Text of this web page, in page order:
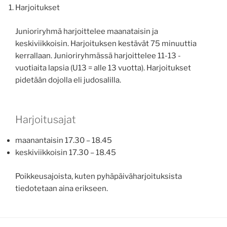
Harjoitukset
Junioriryhmä harjoittelee maanataisin ja
keskiviikkoisin. Harjoituksen kestävät 75 minuuttia
kerrallaan. Junioriryhmässä harjoittelee 11-13 -
vuotiaita lapsia (U13 = alle 13 vuotta). Harjoitukset
pidetään dojolla eli judosalilla.
Harjoitusajat
maanantaisin 17.30 – 18.45
keskiviikkoisin 17.30 – 18.45
Poikkeusajoista, kuten pyhäpäiväharjoituksista
tiedotetaan aina erikseen.